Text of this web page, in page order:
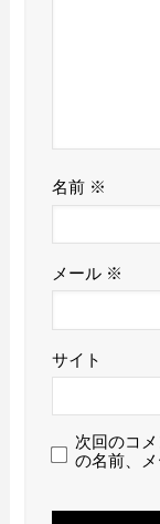
名前 ※
メール ※
サイト
次回のコ
の名前、